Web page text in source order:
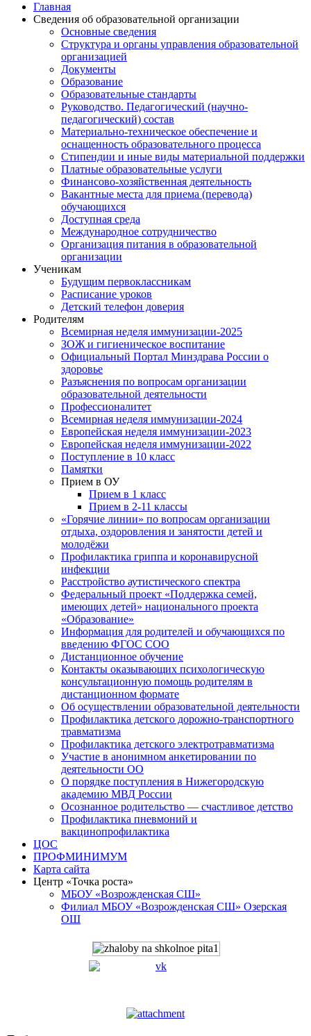
Главная
Сведения об образовательной организации
Основные сведения
Структура и органы управления образовательной
организацией
Документы
Образование
Образовательные стандарты
Руководство. Педагогический (научно-
педагогический) состав
Материально-техническое обеспечение и
оснащенность образовательного процесса
Стипендии и иные виды материальной поддержки
Платные образовательные услуги
Финансово-хозяйственная деятельность
Вакантные места для приема (перевода)
обучающихся
Доступная среда
Международное сотрудничество
Организация питания в образовательной
организации
Ученикам
Будущим первоклассникам
Расписание уроков
Детский телефон доверия
Родителям
Всемирная неделя иммунизации-2025
ЗОЖ и гигиеническое воспитание
Официальный Портал Минздрава России о
здоровье
Разъяснения по вопросам организации
образовательной деятельности
Профессионалитет
Всемирная неделя иммунизации-2024
Европейская неделя иммунизации-2023
Европейская неделя иммунизации-2022
Поступление в 10 класс
Памятки
Прием в ОУ
Прием в 1 класс
Прием в 2-11 классы
«Горячие линии» по вопросам организации
отдыха, оздоровления и занятости детей и
молодёжи
Профилактика гриппа и коронавирусной
инфекции
Расстройство аутистического спектра
Федеральный проект «Поддержка семей,
имеющих детей» национального проекта
«Образование»
Информация для родителей и обучающихся по
введению ФГОС СОО
Дистанционное обучение
Контакты оказывающих психологическую
консультационную помощь родителям в
дистанционном формате
Об осуществлении образовательной деятельности
Профилактика детского дорожно-транспортного
травматизма
Профилактика детского электротравматизма
Участие в анонимном анкетировании по
деятельности ОО
О порядке поступления в Нижегородскую
академию МВД России
Осознанное родительство — счастливое детство
Профилактика пневмоний и
вакцинопрофилактика
ЦОС
ПРОФМИНИМУМ
Карта сайта
Центр «Точка роста»
МБОУ «Возрожденская СШ»
Филиал МБОУ «Возрожденская СШ» Озерская
ОШ